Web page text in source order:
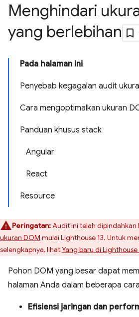
Menghindari
yang berlebihan
Pada halaman ini
Penyebab kegagalan audit
Cara mengoptimalkan ukuran
Panduan khusus stack
Angular
React
Resource
Peringatan:Audit ini telah dipindahkan
ukuran DOM mulai Lighthouse 13. Untuk
selengkapnya, lihatYang baru di Lighthouse
Pohon DOM yang besar dapat
halaman Anda dalam beberapa
Efisiensi jaringan dan